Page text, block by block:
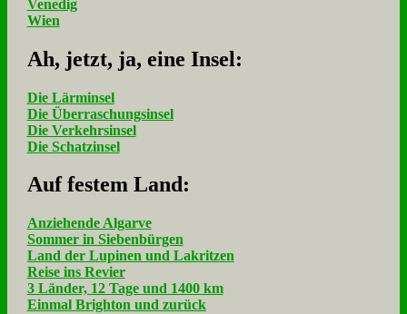
Venedig
Wien
Ah, jetzt, ja, ei­ne In­sel:
Die Lärminsel
Die Überraschungsinsel
Die Verkehrsinsel
Die Schatzinsel
Auf fe­stem Land:
Anziehende Algarve
Sommer in Siebenbürgen
Land der Lupinen und Lakritzen
Reise ins Revier
3 Länder, 12 Tage und 1400 km
Einmal Brighton und zurück